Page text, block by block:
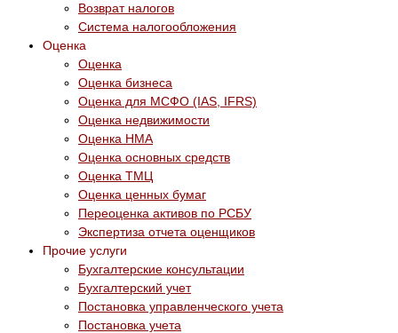
Возврат налогов
Система налогообложения
Оценка
Оценка
Оценка бизнеса
Оценка для МСФО (IAS, IFRS)
Оценка недвижимости
Оценка НМА
Оценка основных средств
Оценка ТМЦ
Оценка ценных бумаг
Переоценка активов по РСБУ
Экспертиза отчета оценщиков
Прочие услуги
Бухгалтерские консультации
Бухгалтерский учет
Постановка управленческого учета
Постановка учета